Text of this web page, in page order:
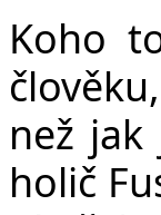
Koho
než
holič